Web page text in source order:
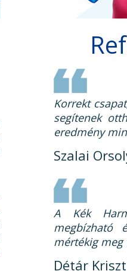
Korrekt
segítenek
eredmény
Szalai
A Kék
megbízható
mértékig meg
Détár